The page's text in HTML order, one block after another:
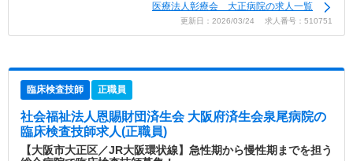
医療法人彰療会 大正病院の求人一覧
更新日：2026/03/24 求人番号：510751
臨床検査技師 正職員
社会福祉法人恩賜財団済生会 大阪府済生会泉尾病院の
臨床検査技師求人(正職員)
【大阪市大正区／JR大阪環状線】急性期から慢性期までを担う